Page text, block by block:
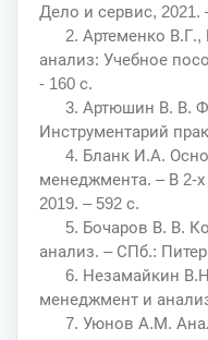
Дело и сервис, 2021.
2. Артеменко
анализ: Учебное
- 160 с.
3. Артюшин В. В.
Инструментарий
4. Бланк И.А.
менеджмента. – В 2-
2019. – 592 с.
5. Бочаров В. В.
анализ. – СПб.:
6. Незамайкин
менеджмент и
7. Уюнов А.М.